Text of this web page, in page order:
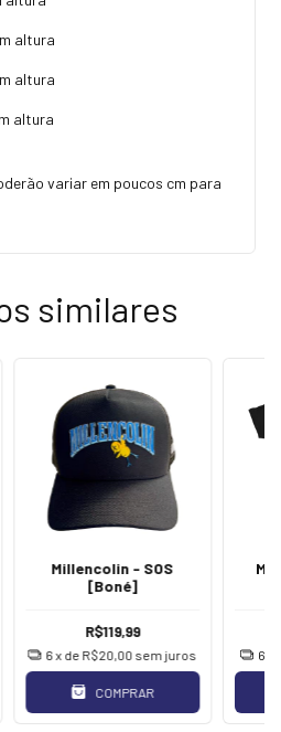
altura
altura
altura
variar em poucos cm para
similares
Millencolin - SOS
[Boné]
R$119,99
6 x de R$20,00 sem juros
COMPRAR
6